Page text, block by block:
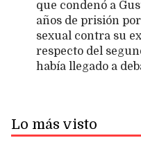
que condenó a
años de prisión
sexual contra su
respecto del
había llegado a
Lo más visto